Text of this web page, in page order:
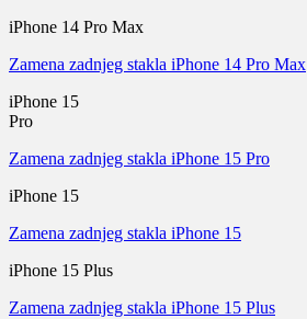
iPhone 14 Pro Max
Zamena zadnjeg stakla iPhone 14 Pro Max
iPhone 15
Pro
Zamena zadnjeg stakla iPhone 15 Pro
iPhone 15
Zamena zadnjeg stakla iPhone 15
iPhone 15 Plus
Zamena zadnjeg stakla iPhone 15 Plus